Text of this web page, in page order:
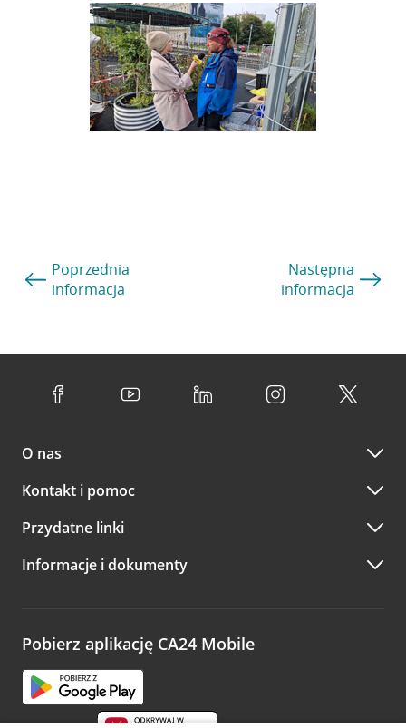
Poprzednia
informacja
Następna
informacja
O nas
Kontakt i pomoc
Przydatne linki
Informacje i dokumenty
Pobierz aplikację CA24 Mobile